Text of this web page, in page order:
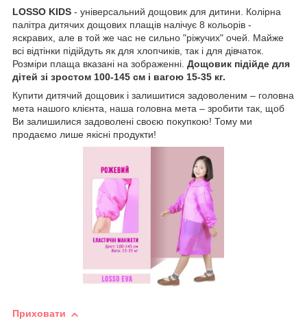
LOSSO KIDS - універсальний дощовик для дитини. Колірна
палітра дитячих дощових плащів налічує 8 кольорів -
яскравих, але в той же час не сильно "ріжучих" очей. Майже
всі відтінки підійдуть як для хлопчиків, так і для дівчаток.
Розміри плаща вказані на зображенні. Дощовик підійде для
дітей зі зростом 100-145 см і вагою 15-35 кг.
Купити дитячий дощовик і залишитися задоволеним – головна
мета нашого клієнта, наша головна мета – зробити так, щоб
Ви залишилися задоволені своєю покупкою! Тому ми
продаємо лише якісні продукти!
Приховати